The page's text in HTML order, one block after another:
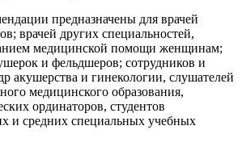
предназначены для врачей
врачей других специальностей,
медицинской помощи женщинам;
и фельдшеров; сотрудников и
акушерства и гинекологии, слушателей
медицинского образования,
ординаторов, студентов
и средних специальных учебных